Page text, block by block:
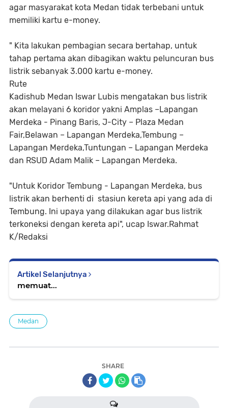
agar masyarakat kota Medan tidak terbebani untuk
memiliki kartu e-money.
" Kita lakukan pembagian secara bertahap, untuk
tahap pertama akan dibagikan waktu peluncuran bus
listrik sebanyak 3.000 kartu e-money.
Rute
Kadishub Medan Iswar Lubis mengatakan bus listrik
akan melayani 6 koridor yakni Amplas –Lapangan
Merdeka - Pinang Baris, J-City – Plaza Medan
Fair,Belawan – Lapangan Merdeka,Tembung –
Lapangan Merdeka,Tuntungan – Lapangan Merdeka
dan RSUD Adam Malik – Lapangan Merdeka.
"Untuk Koridor Tembung - Lapangan Merdeka, bus
listrik akan berhenti di stasiun kereta api yang ada di
Tembung. Ini upaya yang dilakukan agar bus listrik
terkoneksi dengan kereta api", ucap Iswar.Rahmat
K/Redaksi
Artikel Selanjutnya
memuat...
Medan
SHARE